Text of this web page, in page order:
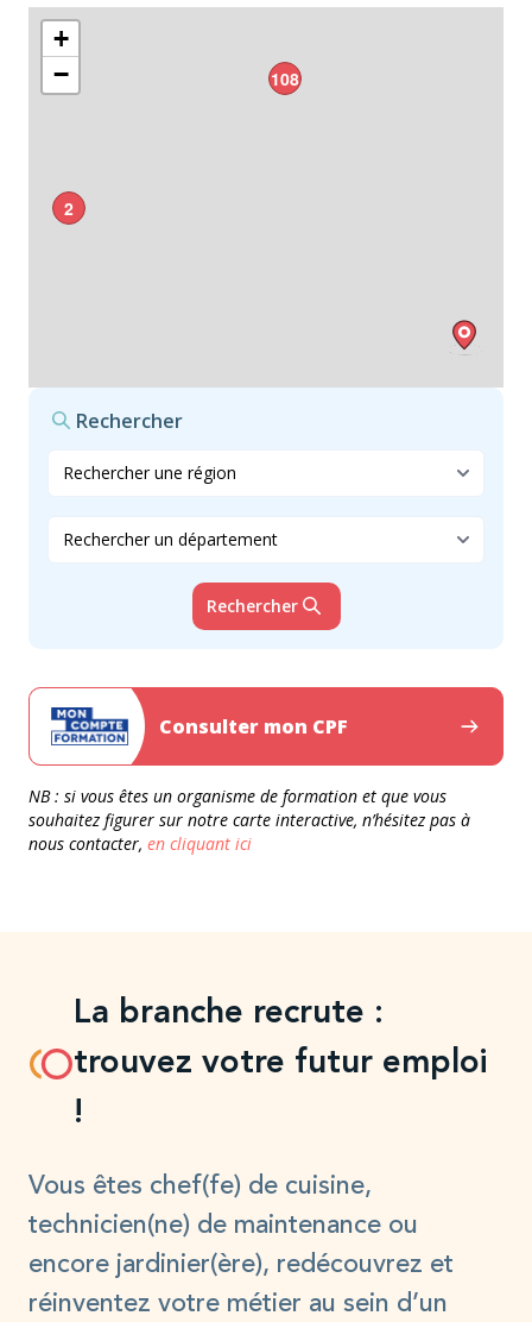
2
108
+
−
Rechercher
Rechercher
Consulter mon CPF
NB : si vous êtes un organisme de formation et que vous
souhaitez figurer sur notre carte interactive, n’hésitez pas à
nous contacter, en cliquant ici
La branche recrute :
trouvez votre futur emploi
!
Vous êtes chef(fe) de cuisine,
technicien(ne) de maintenance ou
encore jardinier(ère), redécouvrez et
réinventez votre métier au sein d’un